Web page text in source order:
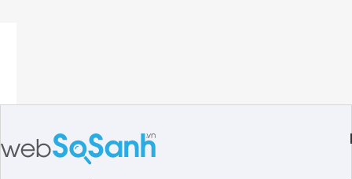
Thiết kế Loa Bravencó phần vỏ bên ngoài được đúc
chống va chạm cao để tăng cường khả năng chống sốc,
thì Loa BRV-X có thể chịu được trong nước với độ sâu